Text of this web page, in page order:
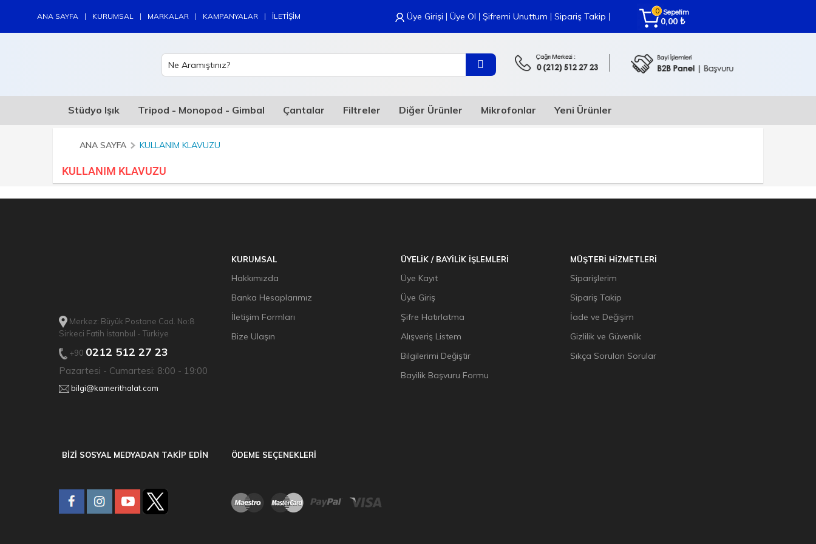
ANA SAYFA | KURUMSAL | MARKALAR | KAMPANYALAR | İLETİŞİM Üye Girişi | Üye Ol | Şifremi Unuttum | Sipariş Takip | 0 Sepetim
0,00 ₺
Stüdyo Işık Tripod - Monopod - Gimbal Çantalar Filtreler Diğer Ürünler Mikrofonlar Yeni Ürünler
ANA SAYFA KULLANIM KLAVUZU
KULLANIM KLAVUZU
Merkez: Büyük Postane Cad. No:8
Sirkeci Fatih İstanbul - Türkiye
+90 0212 512 27 23
Pazartesi - Cumartesi: 8:00 - 19:00
bilgi@kamerithalat.com
KURUMSAL
Hakkımızda
Banka Hesaplarımız
İletişim Formları
Bize Ulaşın
ÜYELİK / BAYİLİK İŞLEMLERİ
Üye Kayıt
Üye Giriş
Şifre Hatırlatma
Alışveriş Listem
Bilgilerimi Değiştir
Bayilik Başvuru Formu
MÜŞTERİ HİZMETLERİ
Siparişlerim
Sipariş Takip
İade ve Değişim
Gizlilik ve Güvenlik
Sıkça Sorulan Sorular
BİZİ SOSYAL MEDYADAN TAKİP EDİN ÖDEME SEÇENEKLERİ